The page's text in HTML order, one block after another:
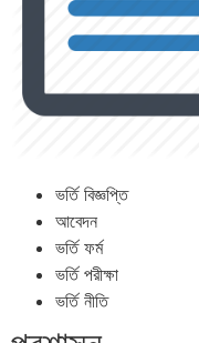
ভর্তি বিজ্ঞপ্তি
আবেদন
ভর্তি ফর্ম
ভর্তি পরীক্ষা
ভর্তি নীতি